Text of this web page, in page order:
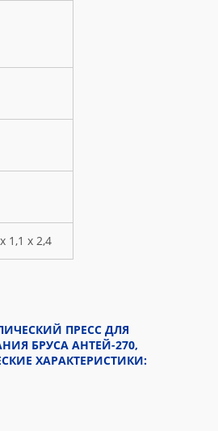
1,1 х 2,4
ПРЕСС ДЛЯ
БРУСА АНТЕЙ-270,
ХАРАКТЕРИСТИКИ: